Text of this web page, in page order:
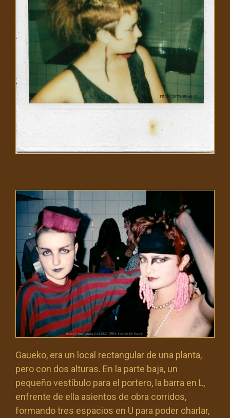
Gaueko, era un local rectangular de una planta,
pero con dos alturas. En la parte baja, un
pequeño vestíbulo para el portero, la barra en L,
enfrente de ella asientos de obra corridos,
formando tres espacios en U para poder charlar,